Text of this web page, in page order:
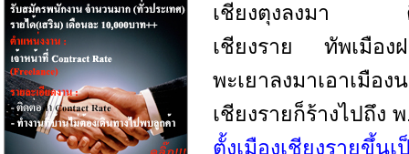
เชียงตุงลงมา ตีไ
เชียงราย ทัพเมือง
พะเยาลงมาเอาเมื
เชียงรายก็ร้างไปถึง
ตั้งเมืองเชียงรายขึ้นเ